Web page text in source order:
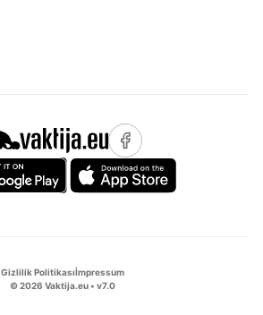
Gizlilik Politikasıİmpressum
©2026 Vaktija.eu • v7.0